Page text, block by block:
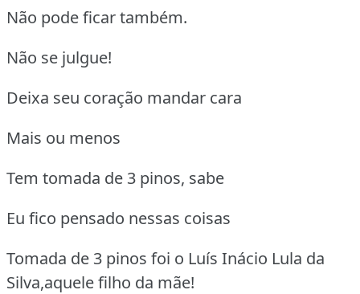
Não pode ficar também.
Não se julgue!
Deixa seu coração mandar cara
Mais ou menos
Tem tomada de 3 pinos, sabe
Eu fico pensado nessas coisas
Tomada de 3 pinos foi o Luís Inácio Lula da
Silva,aquele filho da mãe!